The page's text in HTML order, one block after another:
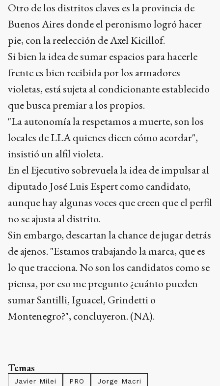
Otro de los distritos claves es la provincia de
Buenos Aires donde el peronismo logró hacer
pie, con la reelección de Axel Kicillof.
Si bien la idea de sumar espacios para hacerle
frente es bien recibida por los armadores
violetas, está sujeta al condicionante establecido
que busca premiar a los propios.
"La autonomía la respetamos a muerte, son los
locales de LLA quienes dicen cómo acordar",
insistió un alfil violeta.
En el Ejecutivo sobrevuela la idea de impulsar al
diputado José Luis Espert como candidato,
aunque hay algunas voces que creen que el perfil
no se ajusta al distrito.
Sin embargo, descartan la chance de jugar detrás
de ajenos. "Estamos trabajando la marca, que es
lo que tracciona. No son los candidatos como se
piensa, por eso me pregunto ¿cuánto pueden
sumar Santilli, Iguacel, Grindetti o
Montenegro?", concluyeron. (NA).
Temas
Javier Milei PRO
Jorge Macri